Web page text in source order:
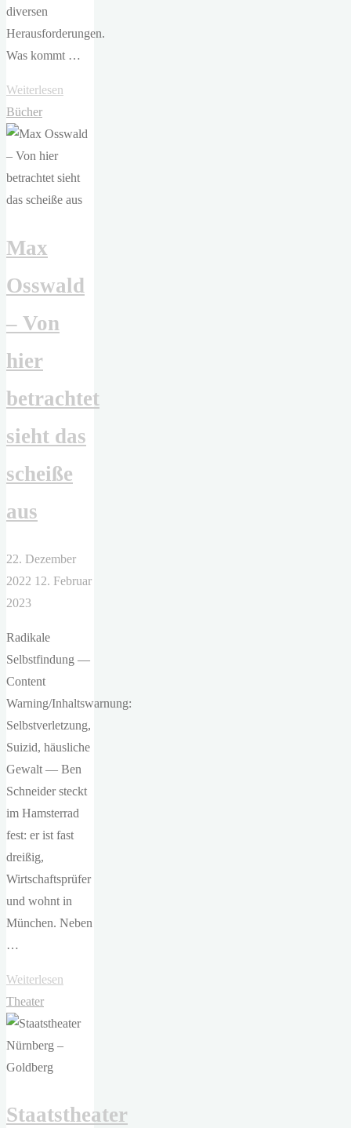
diversen
Herausforderungen.
Was kommt …
Weiterlesen
Wie
im
Meer"
Bücher
Max
Osswald
– Von
hier
betrachtet
sieht das
scheiße
aus
22. Dezember
2022 12. Februar
2023
Radikale
Selbstfindung —
Content
Warning/Inhaltswarnung:
Selbstverletzung,
Suizid, häusliche
Gewalt — Ben
Schneider steckt
im Hamsterrad
fest: er ist fast
dreißig,
Wirtschaftsprüfer
und wohnt in
München. Neben
…
Weiterlesen
–
Von
sieht
Theater
Staatstheater